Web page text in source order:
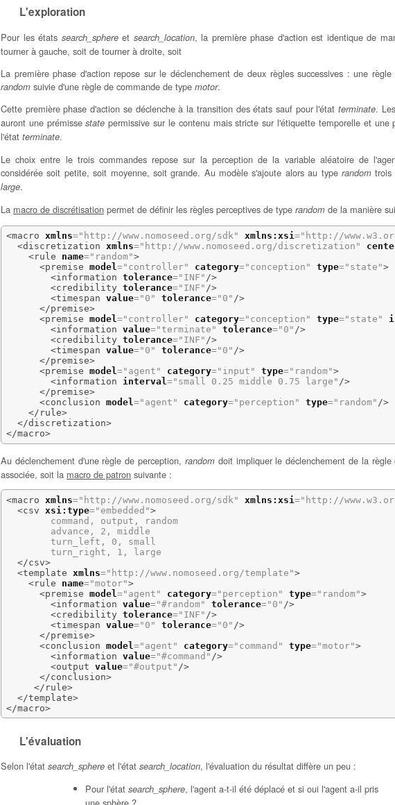
L'exploration
Pour les états search_sphereet search_location, la première phase d'action est identique de
tourner à gauche, soit de tourner à droite, soit
La première phase d'action repose sur le déclenchement de deux règles successives : une
random suivie d'une règle de commande de type motor.
Cette première phase d'action se déclenche à la transition des états sauf pour l'étatterminate.
auront une prémissestate permissive sur le contenu mais stricte sur l'étiquette temporelle et une
l'état terminate.
Le choix entre le trois commandes repose sur la perception de la variable aléatoire de
considérée soit petite, soit moyenne, soit grande. Au modèle s'ajoute alors au typerandom trois
large.
La macro de discrétisation permet de définir les règles perceptives de type random de la manière
<macro xmlns="http://www.nomoseed.org/sdk" xmlns:xsi="http://www.w3.org/2001/
<discretization xmlns="http://www.nomoseed.org/discretization"
<rule
name="random">
<premise model="controller" category="conception" type="state">
<information tolerance="INF" />
<credibility tolerance="INF" />
<timespan value="0" tolerance="0" />
</premise>
<premise model="controller" category="conception" type="state"
<information value="terminate" tolerance="0" />
<credibility tolerance="INF" />
<timespan value="0" tolerance="0" />
</premise>
<premise model="agent" category="input" type="random">
<information
interval="small 0.25 middle 0.75 large" />
</premise>
<conclusion model="agent" category="perception" type="random" />
</rule>
</discretization>
</macro>
Au déclenchement d'une règle de perception, randomdoit impliquer le déclenchement de la règle
associée, soit la macro de patron suivante :
<macro xmlns="http://www.nomoseed.org/sdk" xmlns:xsi ="http://www.w3.org/2001/
<csv xsi:type="embedded">
        command, output, random
        advance, 2, middle
        turn_left, 0, small
        turn_right, 1, large
</csv>
<template xmlns="http://www.nomoseed.org/template">
<rule
name="motor">
<premise model ="agent" category="perception" type="random">
<information value="#random" tolerance="0" />
<credibility tolerance="INF" />
<timespan value="0" tolerance="0" />
</premise>
<conclusion model ="agent" category="command" type="motor">
<information value="#command" />
<output value="#output" />
</conclusion>
</rule>
</template>
</macro>
L'évaluation
Selon l'état search_sphere et l'état search_location, l'évaluation du résultat diffère un peu :
Pour l'état search_sphere, l'agent a-t-il été déplacé et si oui l'agent a-il pris